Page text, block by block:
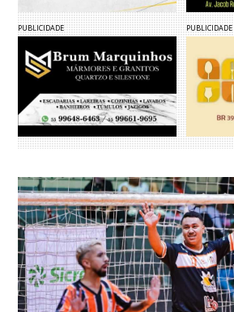
PUBLICIDADE PUBLICIDADE